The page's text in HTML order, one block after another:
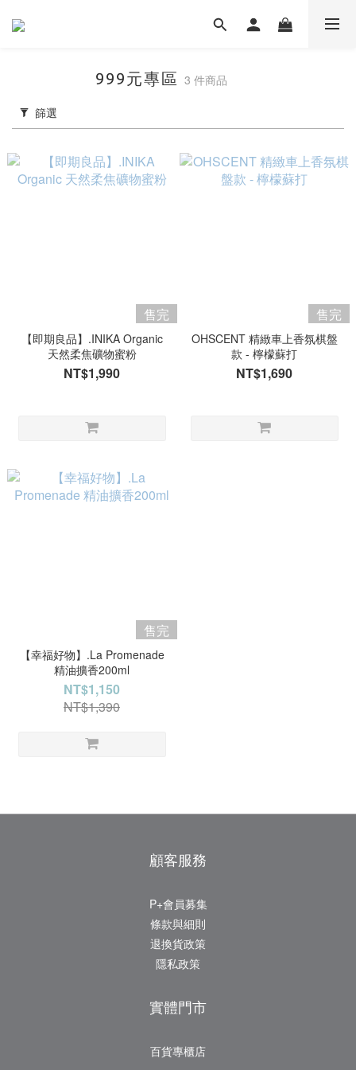
999元專區 3 件商品
篩選
售完
【即期良品】.INIKA Organic
天然柔焦礦物蜜粉
NT$1,990
售完
OHSCENT 精緻車上香氛棋盤
款 - 檸檬蘇打
NT$1,690
售完
【幸福好物】.La Promenade
精油擴香200ml
NT$1,150
NT$1,390
顧客服務
P+會員募集
條款與細則
退換貨政策
隱私政策
實體門市
百貨專櫃店